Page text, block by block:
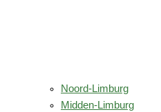
Noord-Limburg
Midden-Limburg